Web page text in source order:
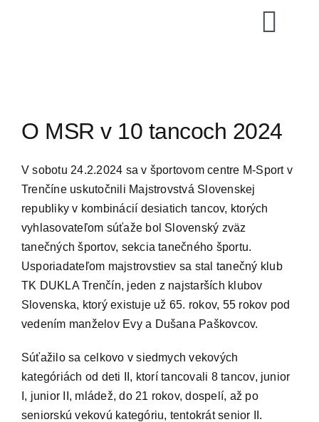
Zoznamy
E-shop
Kontakt
O MSR v 10 tancoch 2024
V sobotu 24.2.2024 sa v športovom centre M-Sport v
Trenčíne uskutočnili Majstrovstvá Slovenskej
republiky v kombinácií desiatich tancov, ktorých
vyhlasovateľom súťaže bol Slovenský zväz
tanečných športov, sekcia tanečného športu.
Usporiadateľom majstrovstiev sa stal tanečný klub
TK DUKLA Trenčín, jeden z najstarších klubov
Slovenska, ktorý existuje už 65. rokov, 55 rokov pod
vedením manželov Evy a Dušana Paškovcov.
Súťažilo sa celkovo v siedmych vekových
kategóriách od deti II, ktorí tancovali 8 tancov, junior
I, junior II, mládež, do 21 rokov, dospelí, až po
seniorskú vekovú kategóriu, tentokrát senior II.